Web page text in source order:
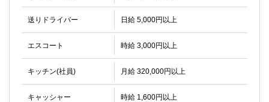
送りドライバー 日給 5,000円以上
エスコート 時給 3,000円以上
キッチン(社員) 月給 320,000円以上
キャッシャー 時給 1,600円以上
①東武練馬 ②成増・板橋 ③大山 ②池袋
池袋東口
金町
大井町
大泉学園
下赤塚
竹ノ塚
三鷹
新小岩
幡ヶ谷